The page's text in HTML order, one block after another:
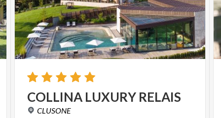
COLLINA LUXURY RELAIS
CLUSONE